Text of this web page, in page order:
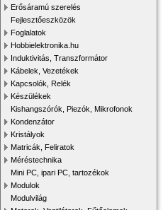
Erősáramú szerelés
Fejlesztőeszközök
Foglalatok
Hobbielektronika.hu
Induktivitás, Transzformátor
Kábelek, Vezetékek
Kapcsolók, Relék
Készülékek
Kishangszórók, Piezók, Mikrofonok
Kondenzátor
Kristályok
Matricák, Feliratok
Méréstechnika
Mini PC, ipari PC, tartozékok
Modulok
Modulvilág